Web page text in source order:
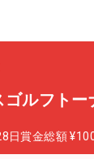
ルフトー
日賞金総額